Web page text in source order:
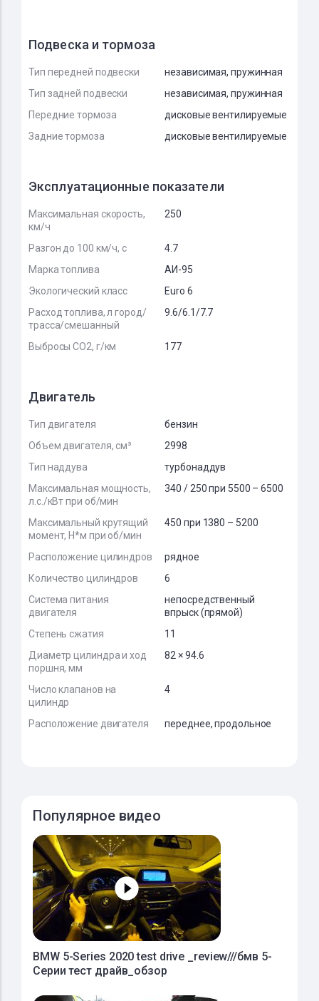
Подвеска и тормоза
Тип передней подвески
независимая, пружинная
Тип задней подвески
независимая, пружинная
Передние тормоза
дисковые вентилируемые
Задние тормоза
дисковые вентилируемые
Эксплуатационные показатели
Максимальная скорость,
км/ч
250
Разгон до 100 км/ч, с
4.7
Марка топлива
АИ-95
Экологический класс
Euro 6
Расход топлива, л город/
трасса/смешанный
9.6/6.1/7.7
Выбросы CO2, г/км 177
Двигатель
Тип двигателя
бензин
Объем двигателя, см³
2998
Тип наддува
турбонаддув
Максимальная мощность,
л.с./кВт при об/мин
340 / 250 при 5500 – 6500
Максимальный крутящий
момент, Н*м при об/мин
450 при 1380 – 5200
Расположение цилиндров
рядное
Количество цилиндров
6
Система питания
двигателя
непосредственный
впрыск (прямой)
Степень сжатия
11
Диаметр цилиндра и ход
поршня, мм
82 × 94.6
Число клапанов на
цилиндр
4
Расположение двигателя переднее, продольное
Популярное видео
BMW 5-Series 2020 test drive _review///бмв 5-
Серии тест драйв_обзор